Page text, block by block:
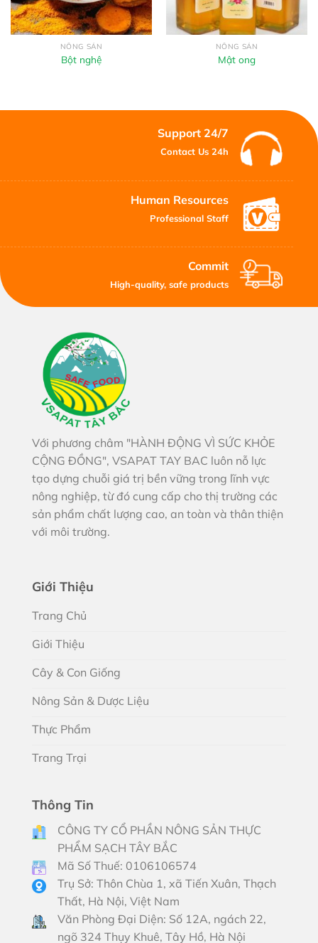
NÔNG SẢN
Bột nghệ
NÔNG SẢN
Mật ong
Support 24/7
Contact Us 24h
Human Resources
Professional Staff
Commit
High-quality, safe products
Với phương châm "HÀNH ĐỘNG VÌ SỨC KHỎE
CỘNG ĐỒNG", VSAPAT TAY BAC luôn nỗ lực
tạo dựng chuỗi giá trị bền vững trong lĩnh vực
nông nghiệp, từ đó cung cấp cho thị trường các
sản phẩm chất lượng cao, an toàn và thân thiện
với môi trường.
Giới Thiệu
Trang Chủ
Giới Thiệu
Cây & Con Giống
Nông Sản & Dược Liệu
Thực Phẩm
Trang Trại
Thông Tin
CÔNG TY CỔ PHẦN NÔNG SẢN THỰC
PHẨM SẠCH TÂY BẮC
Mã Số Thuế: 0106106574
Trụ Sở: Thôn Chùa 1, xã Tiến Xuân, Thạch
Thất, Hà Nội, Việt Nam
Văn Phòng Đại Diện: Số 12A, ngách 22,
ngõ 324 Thụy Khuê, Tây Hồ, Hà Nội